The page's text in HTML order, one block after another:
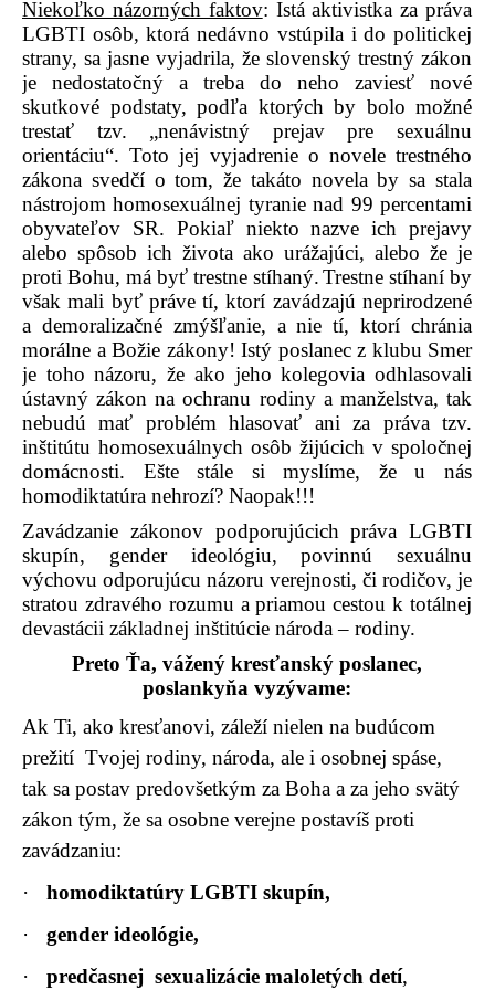
Niekoľko názorných faktov: Istá aktivistka za práva
LGBTI osôb, ktorá nedávno vstúpila i do politickej
strany, sa jasne vyjadrila, že slovenský trestný zákon
je nedostatočný a treba do neho zaviesť nové
skutkové podstaty, podľa ktorých by bolo možné
trestať tzv. „nenávistný prejav pre sexuálnu
orientáciu“. Toto jej vyjadrenie o novele trestného
zákona svedčí o tom, že takáto novela by sa stala
nástrojom homosexuálnej tyranie nad 99 percentami
obyvateľov SR. Pokiaľ niekto nazve ich prejavy
alebo spôsob ich života ako urážajúci, alebo že je
proti Bohu, má byť trestne stíhaný.Trestne stíhaní by
však mali byť práve tí, ktorí zavádzajú neprirodzené
a demoralizačné zmýšľanie, a nie tí, ktorí chránia
morálne a Božie zákony! Istý poslanec z klubu Smer
je toho názoru, že ako jeho kolegovia odhlasovali
ústavný zákon na ochranu rodiny a manželstva, tak
nebudú mať problém hlasovať ani za práva tzv.
inštitútu homosexuálnych osôb žijúcich v spoločnej
domácnosti. Ešte stále si myslíme, že u nás
homodiktatúra nehrozí? Naopak!!!
Zavádzanie zákonov podporujúcich práva LGBTI
skupín, gender ideológiu, povinnú sexuálnu
výchovu odporujúcu názoru verejnosti, či rodičov, je
stratou zdravého rozumu a priamou cestou k totálnej
devastácii základnej inštitúcie národa – rodiny.
Preto Ťa, vážený kresťanský poslanec,
poslankyňa vyzývame:
Ak Ti, ako kresťanovi, záleží nielen na budúcom
prežití Tvojej rodiny, národa, ale i osobnej spáse,
tak sa postav predovšetkým za Boha a za jeho svätý
zákon tým, že sa osobne verejne postavíš proti
zavádzaniu:
·
homodiktatúry LGBTI skupín,
·
gender ideológie,
·
predčasnej sexualizácie maloletých detí,